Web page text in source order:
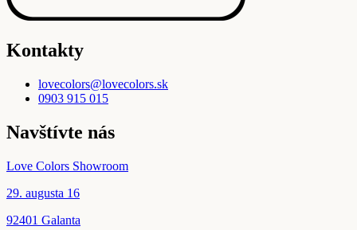
Kontakty
lovecolors@lovecolors.sk
0903 915 015
Navštívte nás
Love Colors Showroom
29. augusta 16
92401 Galanta